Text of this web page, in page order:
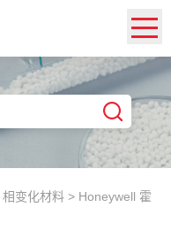
相变化材料> Honeywell 霍